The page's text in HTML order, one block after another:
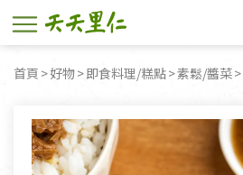
首頁 好物 即食料理/糕點 素鬆/醬菜